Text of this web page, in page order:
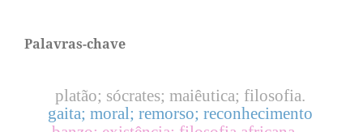
Palavras-chave
gaita; moral; remorso; reconhecimento
platão; sócrates; maiêutica; filosofia.